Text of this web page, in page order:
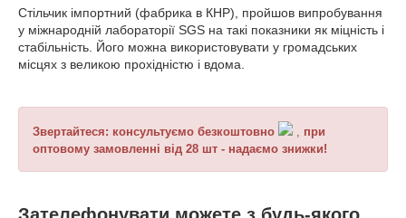
Стільчик імпортний (фабрика в КНР), пройшов випробування
у міжнародній лабораторії SGS на такі показники як міцність і
стабільність. Його можна використовувати у громадських
місцях з великою прохідністю і вдома.
Звертайтеся: консультуємо безкоштовно
при
оптовому замовленні від 28 шт - надаємо знижки!